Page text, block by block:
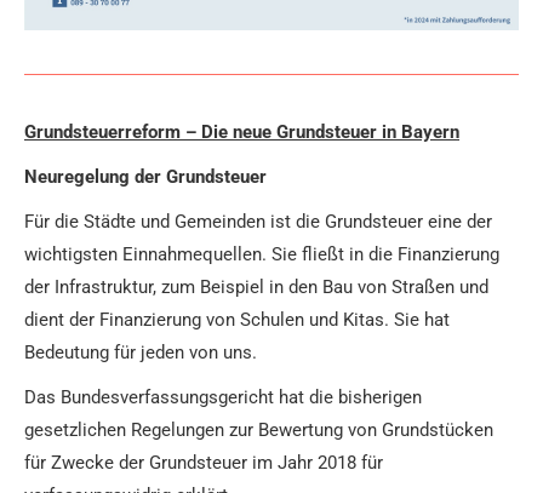
Grundsteuerreform – Die neue Grundsteuer in Bayern
Neuregelung der Grundsteuer
Für die Städte und Gemeinden ist die Grundsteuer eine der
wichtigsten Einnahmequellen. Sie fließt in die Finanzierung
der Infrastruktur, zum Beispiel in den Bau von Straßen und
dient der Finanzierung von Schulen und Kitas. Sie hat
Bedeutung für jeden von uns.
Das Bundesverfassungsgericht hat die bisherigen
gesetzlichen Regelungen zur Bewertung von Grundstücken
für Zwecke der Grundsteuer im Jahr 2018 für